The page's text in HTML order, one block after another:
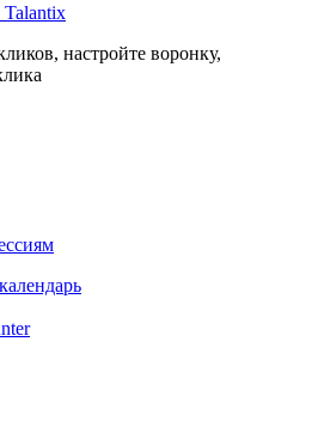
Talantix
настройте воронку,